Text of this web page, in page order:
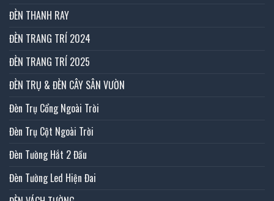
ĐÈN THANH RAY
ĐÈN TRANG TRÍ 2024
ĐÈN TRANG TRÍ 2025
ĐÈN TRỤ & ĐÈN CÂY SÂN VƯỜN
Đèn Trụ Cổng Ngoài Trời
Đèn Trụ Cột Ngoài Trời
Đèn Tường Hắt 2 Đầu
Đèn Tường Led Hiện Đai